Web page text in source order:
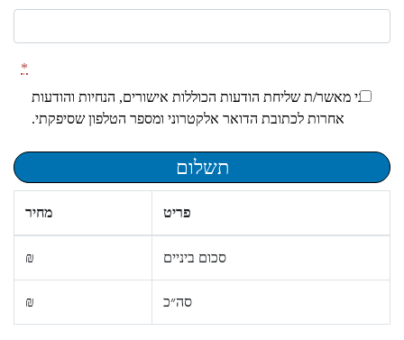
אני מאשר/ת שליחת הודעות הכוללות אישורים, הנחיות והודעות
אחרות לכתובת הדואר אלקטרוני ומספר הטלפון שסיפקתי.
תשלום
פריט מחיר
סכום ביניים
סה״כ